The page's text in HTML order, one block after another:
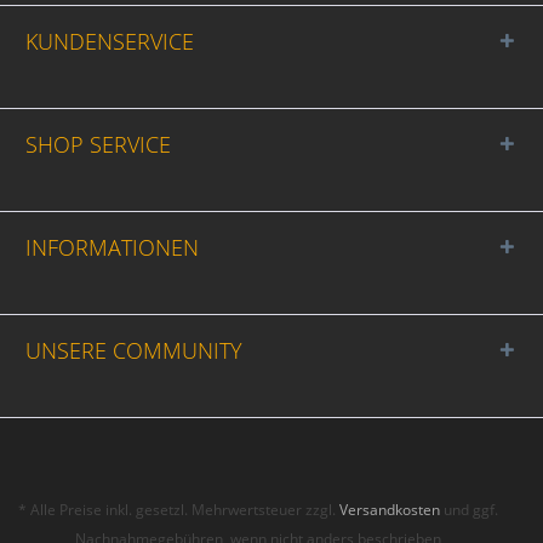
KUNDENSERVICE
SHOP SERVICE
INFORMATIONEN
UNSERE COMMUNITY
* Alle Preise inkl. gesetzl. Mehrwertsteuer zzgl.Versandkosten und ggf.
Nachnahmegebühren, wenn nicht anders beschrieben